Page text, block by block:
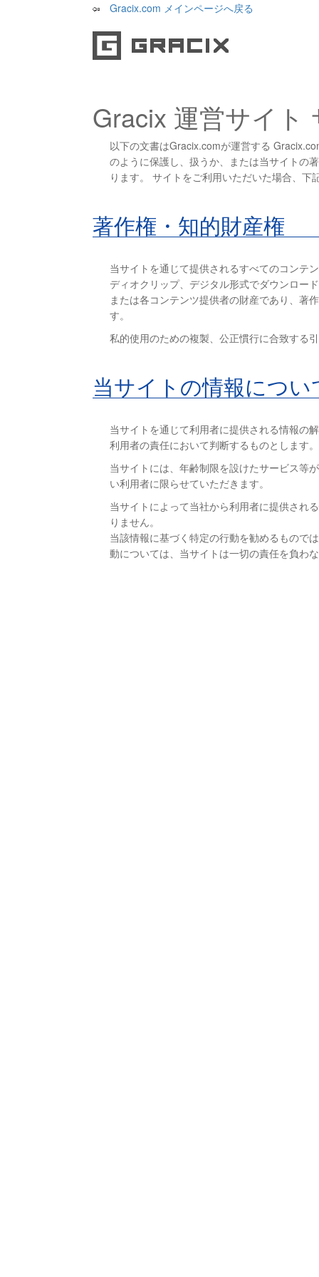
Gracix.com メインページへ戻る
Gracix 運営サイト
以下の文書はGracix.comが運営する
のように保護し、扱うか、または当サイトの
ります。 サイトをご利用いただいた場合、
著作権・知的財産権
当サイトを通じて提供されるすべてのコンテ
ディオクリップ、デジタル形式でダウンロー
または各コンテンツ提供者の財産であり、著
す。
私的使用のための複製、公正慣行に合致する
当サイトの情報につい
当サイトを通じて利用者に提供される情報の
利用者の責任において判断するものとします。
当サイトには、年齢制限を設けたサービス等
い利用者に限らせていただきます。
当サイトによって当社から利用者に提供され
りません。
当該情報に基づく特定の行動を勧めるもので
動については、当サイトは一切の責任を負わ